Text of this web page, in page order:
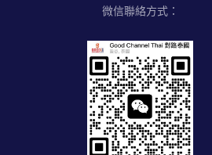
微信聯絡方式：